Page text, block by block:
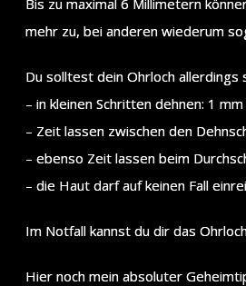
mehr zu, bei anderen wiederum
Du solltest dein Ohrloch allerdings
– in kleinen Schritten dehnen: 1 mm
– Zeit lassen zwischen den
– ebenso Zeit lassen beim
– die Haut darf auf keinen Fall
Im Notfall kannst du dir das
Hier noch mein absoluter